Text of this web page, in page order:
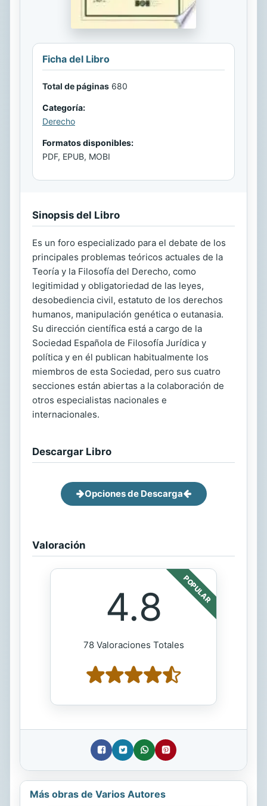
Ficha del Libro
Total de páginas 680
Categoría:
Derecho
Formatos disponibles:
PDF, EPUB, MOBI
Sinopsis del Libro
Es un foro especializado para el debate de los
principales problemas teóricos actuales de la
Teoría y la Filosofía del Derecho, como
legitimidad y obligatoriedad de las leyes,
desobediencia civil, estatuto de los derechos
humanos, manipulación genética o eutanasia.
Su dirección científica está a cargo de la
Sociedad Española de Filosofía Jurídica y
política y en él publican habitualmente los
miembros de esta Sociedad, pero sus cuatro
secciones están abiertas a la colaboración de
otros especialistas nacionales e
internacionales.
Descargar Libro
Opciones de Descarga
Valoración
POPULAR
4.8
78 Valoraciones Totales
Más obras de Varios Autores